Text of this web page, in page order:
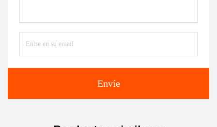
Envíe